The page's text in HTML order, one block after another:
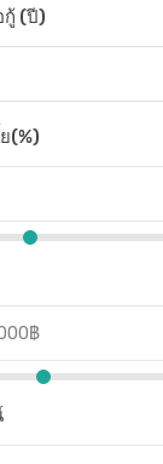
กู้ (ปี)
(%)